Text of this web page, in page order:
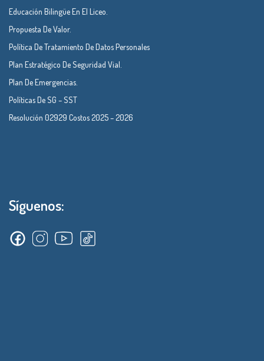
Educación Bilingüe En El Liceo.
Propuesta De Valor.
Política De Tratamiento De Datos Personales
Plan Estratégico De Seguridad Vial.
Plan De Emergencias.
Políticas De SG – SST
Resolución 02929 Costos 2025 – 2026
Síguenos: